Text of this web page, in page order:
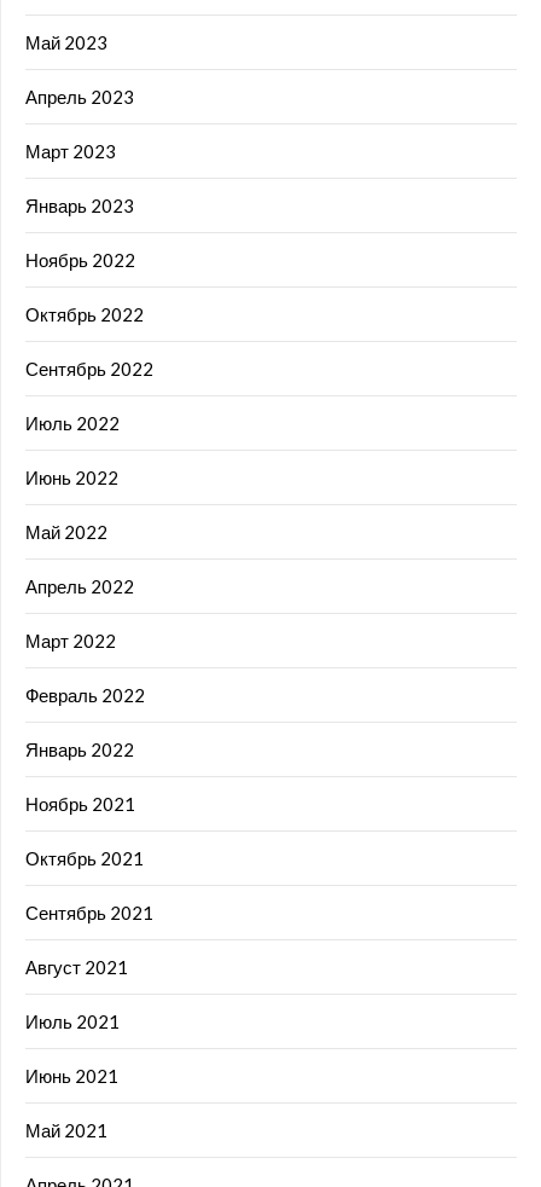
Май 2023
Апрель 2023
Март 2023
Январь 2023
Ноябрь 2022
Октябрь 2022
Сентябрь 2022
Июль 2022
Июнь 2022
Май 2022
Апрель 2022
Март 2022
Февраль 2022
Январь 2022
Ноябрь 2021
Октябрь 2021
Сентябрь 2021
Август 2021
Июль 2021
Июнь 2021
Май 2021